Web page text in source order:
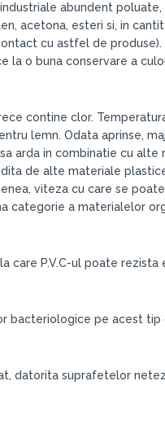
abundent poluate,
acetona, esteri si, in
cu astfel de
la o buna conservare a
contine clor.
lemn. Odata aprinse,
arda in combinatie cu
de alte materiale
viteza cu care se
categorie a materialelor
care P.V.C-ul poate
bacteriologice pe acest tip
datorita suprafetelor